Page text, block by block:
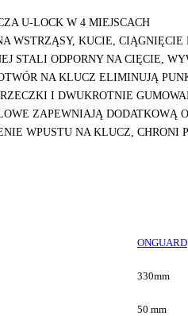
U-LOCK W 4 MIEJSCACH
WSTRZĄSY, KUCIE,
STALI ODPORNY NA CIĘCIE,
NA KLUCZ ELIMINUJĄ
I DWUKROTNIE
ZAPEWNIAJĄ DODATKOWĄ
WPUSTU NA KLUCZ,
ONGUARD
330mm
50 mm